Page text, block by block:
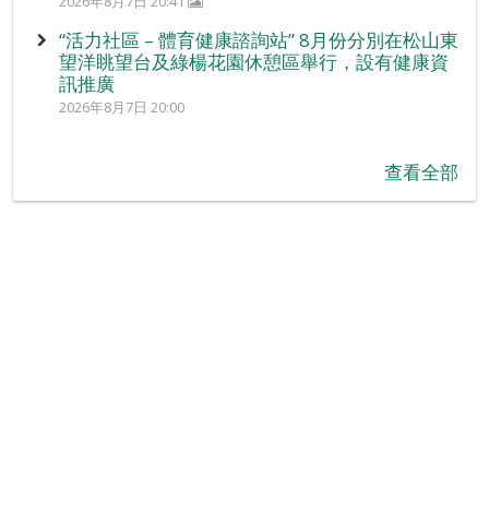
“活力社區 – 體育健康諮詢站” 8月份分別在松山東
望洋眺望台及綠楊花園休憩區舉行，設有健康資
訊推廣
2026年8月7日 20:00
查看全部